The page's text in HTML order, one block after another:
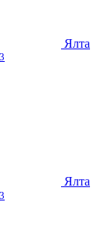
Ялта
3
Ялта
3